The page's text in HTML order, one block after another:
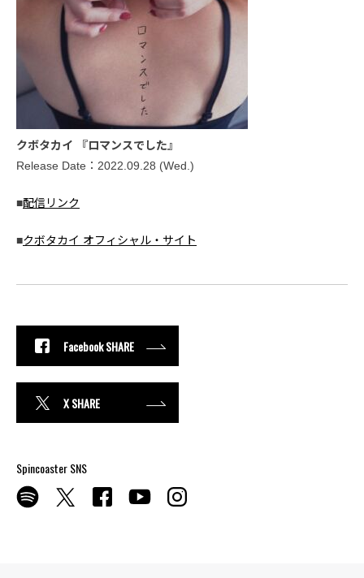
クボタカイ 『ロマンスでした』
Release Date：2022.09.28 (Wed.)
■配信リンク
■クボタカイ オフィシャル・サイト
Facebook SHARE
X SHARE
Spincoaster SNS